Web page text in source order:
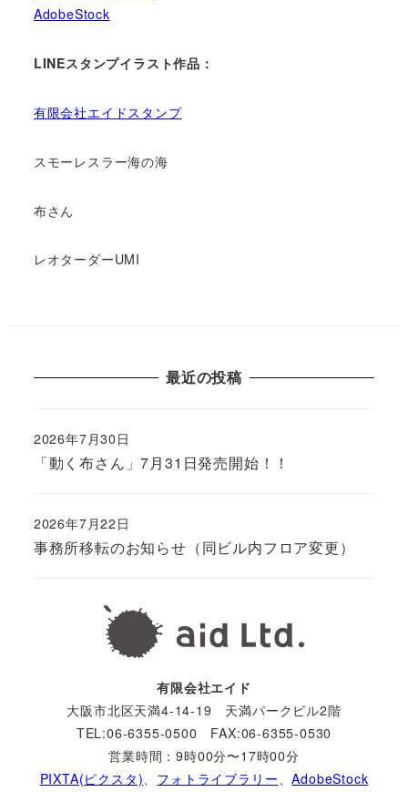
AdobeStock
LINEスタンプイラスト作品：
有限会社エイドスタンプ
スモーレスラー海の海
布さん
レオターダーUMI
最近の投稿
「動く布さん」7月31日発売開始！！
2026年7月30日
事務所移転のお知らせ（同ビル内フロア変更）
2026年7月22日
有限会社エイド
大阪市北区天満4-14-19 天満パークビル2階
TEL:06-6355-0500 FAX:06-6355-0530
営業時間：9時00分〜17時00分
PIXTA(ピクスタ)
フォトライブラリー 、AdobeStock